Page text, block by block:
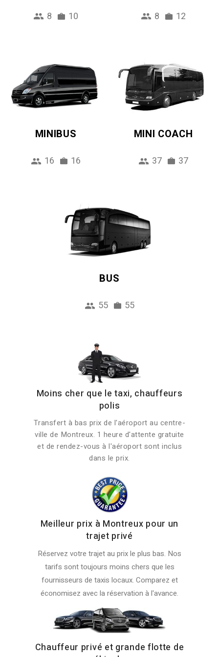
8 10 8 12
MINIBUS
16 16
MINI COACH
37 37
BUS
55 55
Moins cher que le taxi, chauffeurs
polis
Transfert à bas prix de l'aéroport au centre-
ville de Montreux. 1 heure d'attente gratuite
et de rendez-vous à l'aéroport sont inclus
dans le prix.
Meilleur prix à Montreux pour un
trajet privé
Réservez votre trajet au prix le plus bas. Nos
tarifs sont toujours moins chers que les
fournisseurs de taxis locaux. Comparez et
économisez avec la réservation à l'avance.
Chauffeur privé et grande flotte de